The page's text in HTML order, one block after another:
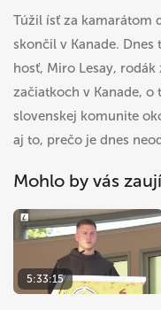
Túžil ísť za kamarátom
skončil v Kanade. Dnes
hosť, Miro Lesay,
začiatkoch v Kanade,
slovenskej komunite
aj to, prečo je dnes
Mohlo by vás
5:33:15